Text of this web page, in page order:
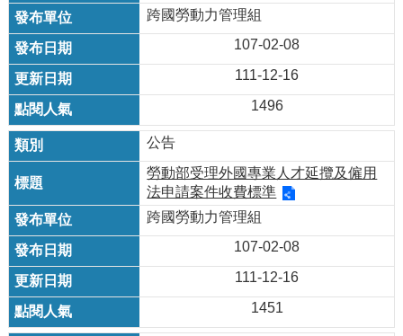
跨國勞動力管理組
107-02-08
111-12-16
1496
公告
勞動部受理外國專業人才延攬及僱用
法申請案件收費標準
跨國勞動力管理組
107-02-08
111-12-16
1451